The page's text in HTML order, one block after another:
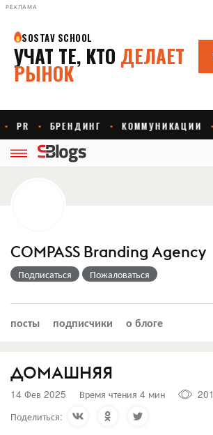
РЕКЛАМА
COMPASS Branding Agency
Подписаться Пожаловаться
посты подписчики о блоге
ДОМАШНЯЯ
14 Фев 2025 Время чтения 4 мин
201
Поделиться: